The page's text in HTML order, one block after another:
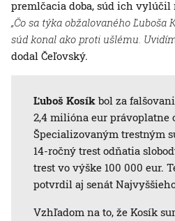
premlčacia doba, súd ich vylúčil
„Čo sa týka obžalovaného Ľuboša
súd konal ako proti ušlému.
dodal Čeľovský.
Ľuboš Kosík bol za
2,4 milióna eur právoplatne
Špecializovaným trestným
14-ročný trest odňatia
trest vo výške 100 000 eur.
potvrdil aj senát
Vzhľadom na to, že Kosík